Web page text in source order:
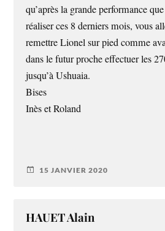
qu’après la grande performance
réaliser ces 8 derniers mois, vous
remettre Lionel sur pied comme
dans le futur proche effectuer les
jusqu’à Ushuaia.
Bises
Inès et Roland
15 JANVIER 2020
HAUET Alain